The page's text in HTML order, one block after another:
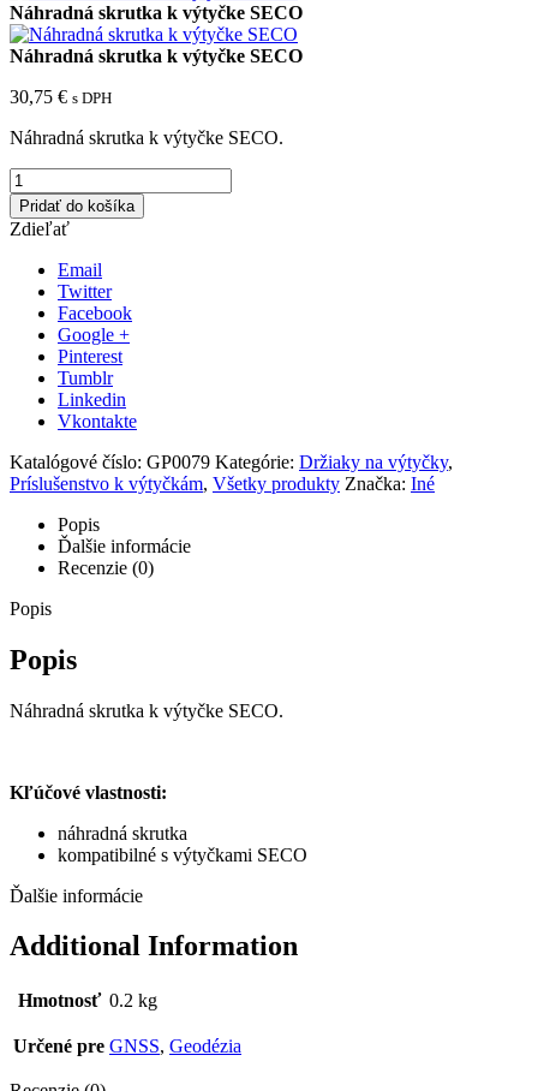
Náhradná skrutka k výtyčke SECO
Náhradná skrutka k výtyčke SECO
30,75 € s DPH
Náhradná skrutka k výtyčke SECO.
Pridať do košíka
Zdieľať
Email
Twitter
Facebook
Google +
Pinterest
Tumblr
Linkedin
Vkontakte
Katalógové číslo: GP0079 Kategórie: Držiaky na výtyčky,
Príslušenstvo k výtyčkám, Všetky produkty Značka: Iné
Popis
Ďalšie informácie
Recenzie (0)
Popis
Popis
Náhradná skrutka k výtyčke SECO.
Kľúčové vlastnosti:
náhradná skrutka
kompatibilné s výtyčkami SECO
Ďalšie informácie
Additional Information
Hmotnosť 0.2 kg
Určené pre GNSS, Geodézia